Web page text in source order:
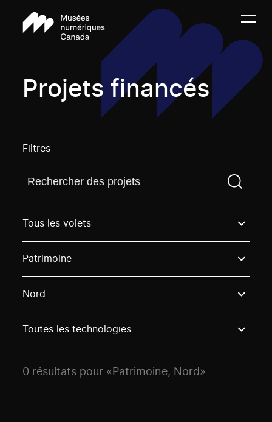
Projets financés
Filtres
Trouvez un projetVous devez saisir un terme de
Tous les volets
Patrimoine
Nord
Toutes les technologies
0 résultats pour «Patrimoine, Nord»